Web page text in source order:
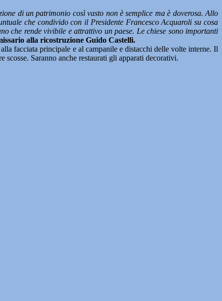
di un patrimonio così vasto non è semplice ma è doverosa. Allo
che condivido con il Presidente Francesco Acquaroli su cosa
che rende vivibile e attrattivo un paese. Le chiese sono importanti
alla ricostruzione Guido Castelli.
facciata principale e al campanile e distacchi delle volte interne. Il
Saranno anche restaurati gli apparati decorativi.